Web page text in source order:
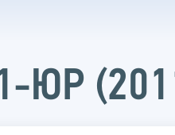
ЮР